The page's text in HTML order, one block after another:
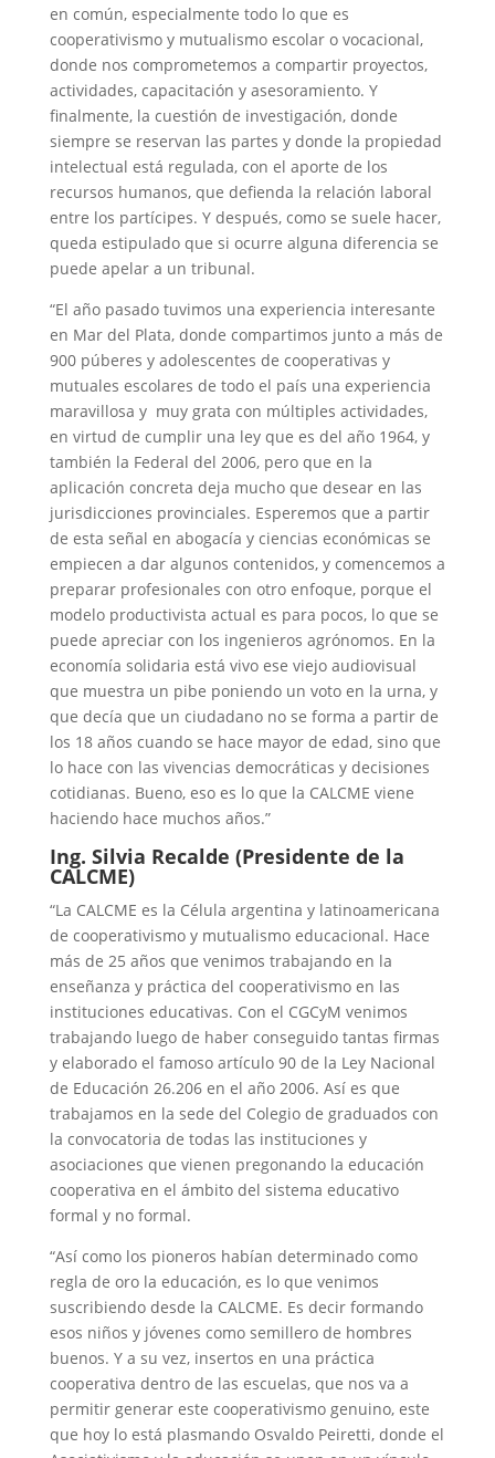
en común, especialmente todo lo que es
cooperativismo y mutualismo escolar o vocacional,
donde nos comprometemos a compartir proyectos,
actividades, capacitación y asesoramiento. Y
finalmente, la cuestión de investigación, donde
siempre se reservan las partes y donde la propiedad
intelectual está regulada, con el aporte de los
recursos humanos, que defienda la relación laboral
entre los partícipes. Y después, como se suele hacer,
queda estipulado que si ocurre alguna diferencia se
puede apelar a un tribunal.
“El año pasado tuvimos una experiencia interesante
en Mar del Plata, donde compartimos junto a más de
900 púberes y adolescentes de cooperativas y
mutuales escolares de todo el país una experiencia
maravillosa y muy grata con múltiples actividades,
en virtud de cumplir una ley que es del año 1964, y
también la Federal del 2006, pero que en la
aplicación concreta deja mucho que desear en las
jurisdicciones provinciales. Esperemos que a partir
de esta señal en abogacía y ciencias económicas se
empiecen a dar algunos contenidos, y comencemos a
preparar profesionales con otro enfoque, porque el
modelo productivista actual es para pocos, lo que se
puede apreciar con los ingenieros agrónomos. En la
economía solidaria está vivo ese viejo audiovisual
que muestra un pibe poniendo un voto en la urna, y
que decía que un ciudadano no se forma a partir de
los 18 años cuando se hace mayor de edad, sino que
lo hace con las vivencias democráticas y decisiones
cotidianas. Bueno, eso es lo que la CALCME viene
haciendo hace muchos años.”
Ing. Silvia Recalde (Presidente de la
CALCME)
“La CALCME es la Célula argentina y latinoamericana
de cooperativismo y mutualismo educacional. Hace
más de 25 años que venimos trabajando en la
enseñanza y práctica del cooperativismo en las
instituciones educativas. Con el CGCyM venimos
trabajando luego de haber conseguido tantas firmas
y elaborado el famoso artículo 90 de la Ley Nacional
de Educación 26.206 en el año 2006. Así es que
trabajamos en la sede del Colegio de graduados con
la convocatoria de todas las instituciones y
asociaciones que vienen pregonando la educación
cooperativa en el ámbito del sistema educativo
formal y no formal.
“Así como los pioneros habían determinado como
regla de oro la educación, es lo que venimos
suscribiendo desde la CALCME. Es decir formando
esos niños y jóvenes como semillero de hombres
buenos. Y a su vez, insertos en una práctica
cooperativa dentro de las escuelas, que nos va a
permitir generar este cooperativismo genuino, este
que hoy lo está plasmando Osvaldo Peiretti, donde el